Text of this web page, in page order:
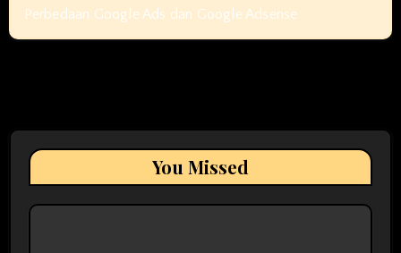
Perbedaan Google Ads dan Google Adsense
You Missed